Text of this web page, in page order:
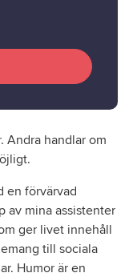
Andra handlar om
en förvärvad
av mina assistenter
ger livet innehåll
till sociala
Humor är en